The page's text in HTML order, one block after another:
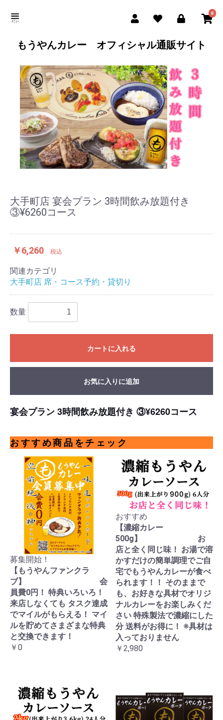
0
もうやんカレー オフィシャル通販サイト
大手町店 宴会プラン 3時間飲み放題付き
③¥6260コース
￥6,260 税込
関連カテゴリ
大手町店 席・コース予約・貸切り
数量
カートに入れる
お気に入りに追加
宴会プラン 3時間飲み放題付き ③¥6260コース
おすすめ商品をチェック
募集開始！
【もうやんファンクラ
ブ】 会
員費0円！ 特典いろいろ！
来店しなくても タスク達成
でマイルがもらえる！ マイ
ルを貯めてさまざまな特典
と交換できます！
￥0
おすすめ
【濃縮カレー
500g】 お
店と全く同じ味！ お湯で溶
かすだけの簡単調理でご自
宅でもうやんカレーが食べ
られます！！ そのままで
も、お好きな具材でオリジ
ナルカレーをお楽しみくだ
さい 特殊製法で濃縮にした
分 送料がお得に！ ※具材は
入っておりません
￥2,980